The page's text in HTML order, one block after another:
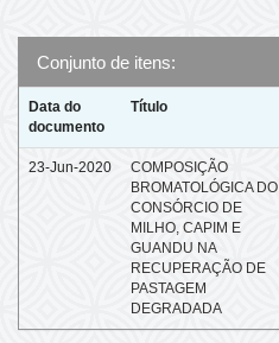
Conjunto de itens:
Data do
documento
Título
23-Jun-2020
COMPOSIÇÃO
BROMATOLÓGICA DO
CONSÓRCIO DE
MILHO, CAPIM E
GUANDU NA
RECUPERAÇÃO DE
PASTAGEM
DEGRADADA